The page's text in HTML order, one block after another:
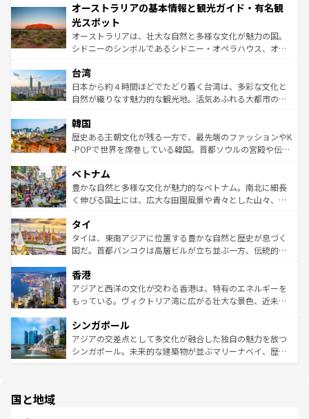
部のニューオーリンズでは、音楽と美食が融合した独特の
文化が魅力。旅行者はアメリカの各地域で異なる魅力を楽
しみながら、その多様性と豊かな歴史を感じることができ
るだろう。車でのロードトリップや列車の旅も、アメリカ
情報は
ワイ島は見逃せない。また、定番の観光地といえばオアフ
島だが、静かな自然を求めるならマウイ島やカウアイ島が
おすすめ。エメラルドグリーンに輝く海をはじめ、豊かな
文化や歴史が息づいている。「アロハスピリット」と呼ば
人々、おいしいローカルフードやハワイアンミュージッ
ク、伝統的なフラダンスなど、すべてがハワイの魅力を彩
っている。訪れるたびに新しい発見と感動が待っているハ
はコンテンツ一覧
オーストラリアの基本情報と観光ガイド・有名観
光スポット
オーストラリアは、壮大な自然と多様な文化が魅力の国。
シドニーのシンボルであるシドニー・オペラハウス、オー
リアリーフや大陸中央部にそびえるウルル（エアーズロッ
ク）、タスマニアの美しい原生林やケアンズの熱帯雨林な
ど、見どころがたくさん。また、カフェやワイン、オージ
いる。アクティビティも充実しており、サーフィンやダイ
ビング、ハイキングなど、アウトドア好きにはたまらな
い。オーストラリアの多彩な魅力を存分に味わいつくそ
参照してほしい。
台湾
日本から約４時間ほどでたどり着く台湾は、多彩な文化と
自然が織りなす魅力的な観光地。活気あふれる大都市の台
ン）、静ひつな山岳地帯である台湾東部など、都市の喧騒
と山間の静けさが共存しており、訪れる人に新しい発見と
驚きをもたらしてくれる。また、奥深い台湾の食文化も魅
容にもいいと評判のスイーツなど、バラエティ豊かな料理
が味わえる。 なお、新着の台湾情報は コンテンツ一覧を参
照してほしい。
韓国
歴史ある王朝文化が残る一方で、最先端のファッションやK
-POPで世界を席巻している韓国。首都ソウルの宮殿や伝統
き、地方に足を延ばせば四季折々の自然美を楽しむことが
できる。そして、キムチや焼肉、絶品のストリートフード
まで、さまざまな韓国料理が待っている。夜には、韓国な
リティに包まれながら、韓国の多彩な魅力を心ゆくまで味
わってみてほしい。 なお、新着の韓国情報はコンテンツ一
覧を参照してほしい。
ベトナム
豊かな自然と多様な文化が魅力的なベトナム。南北に細長
く伸びる国土には、広大な田園風景や青々とした山々、世
急速な発展と共に伝統が息づく。ハノイの古い町並みやホ
ーチミン市のフランス統治時代の建物も、独特の雰囲気を
醸し出している。また、バラエティの豊かさとおいしさで
とつ。フォーやバインミー、ベトナムコーヒーなどは、ぜ
ひ現地で味わいたい。どの地域を訪れてもあたたかい人々
が旅行者を迎えてくれるので、きっと忘れられない旅にな
参照してほしい。
タイ
タイは、東南アジアに位置する豊かな自然と歴史が息づく
国だ。首都バンコクは高層ビルが立ち並ぶ一方、伝統的な
の活気が交差している。北部ではチェンマイなどの山岳地
帯で自然と触れ合い、南部ではプーケットやクラビの美し
いビーチでリゾート気分を楽しむことができる。タイ料理
激する。気候は一年中温暖で、どの季節にも異なる楽しみ
が待っている。親しみやすいタイの人々、仏教を中心とし
た文化、そして多様な観光資源が、訪れる旅人を魅了し続
香港
アジアと西洋の文化が交わる香港は、特有のエネルギーを
もっている。ヴィクトリア湾に広がる壮大な景色、近未来
み、どこを訪れても感動するはず。観光スポットが密集し
ており、効率よく見どころを回れるのも魅力。息をのむよ
うな絶景から文化的な体験まで、香港を存分に楽しみ尽く
シンガポール
アジアの交差点として多文化が融合した独自の魅力を放つ
シンガポール。未来的な建築物が並ぶマリーナベイ、歴史
国と地域